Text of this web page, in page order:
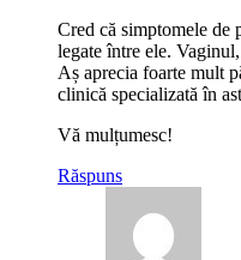
Cred că simptomele de
legate între ele.
Aș aprecia foarte mult
clinică specializată în
Vă mulțumesc!
Răspuns